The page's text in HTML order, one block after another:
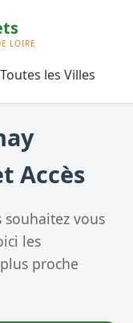
Toutes les Villes
Accès
souhaitez vous
les
proche